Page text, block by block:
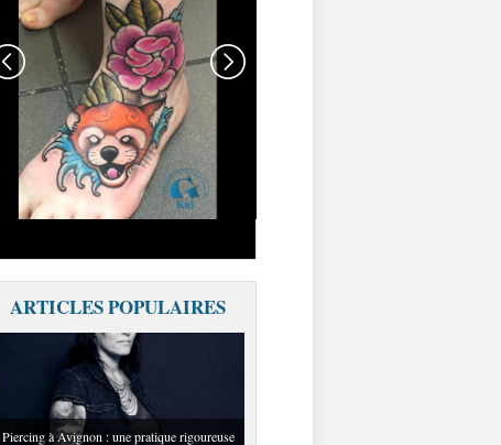
TATOUAGENEOTRAD-
NEOTRAD-AVIGNON-
MEILLEURSTATOUEURS
ARTICLES POPULAIRES
Piercing à Avignon : une pratique rigoureuse